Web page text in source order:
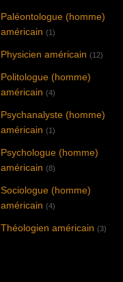
Paléontologue (homme)
américain (1)
Physicien américain (12)
Politologue (homme)
américain (4)
Psychanalyste (homme)
américain (1)
Psychologue (homme)
américain (8)
Sociologue (homme)
américain (4)
Théologien américain (3)